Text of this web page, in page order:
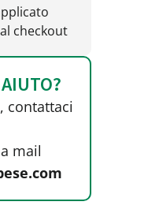
checkout
contattaci
mail